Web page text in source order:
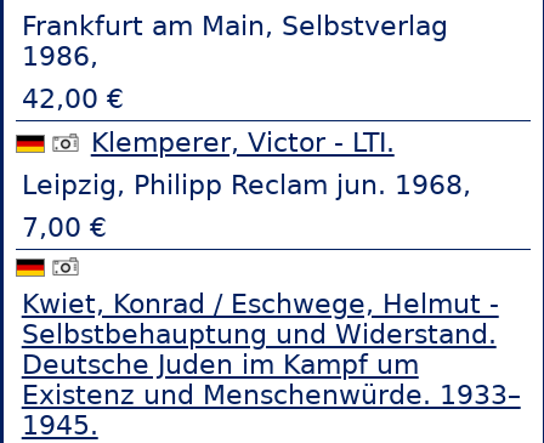
Frankfurt am Main, Selbstverlag
1986,
42,00 €
Klemperer, Victor - LTI.
Leipzig, Philipp Reclam jun. 1968,
7,00 €
Kwiet, Konrad / Eschwege, Helmut -
Selbstbehauptung und Widerstand.
Deutsche Juden im Kampf um
Existenz und Menschenwürde. 1933–
1945.